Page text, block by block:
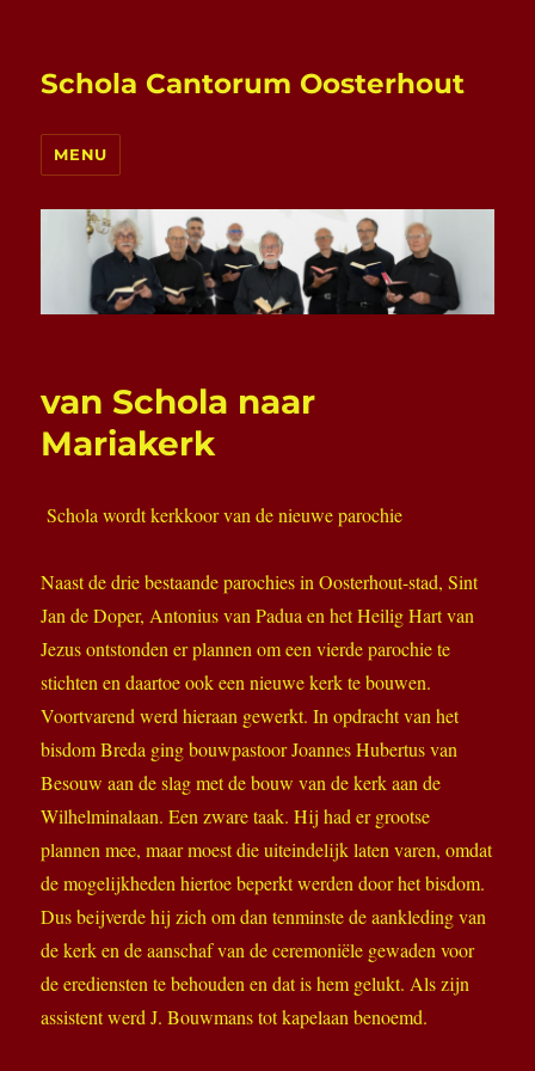
Schola Cantorum Oosterhout
MENU
van Schola naar
Mariakerk
Schola wordt kerkkoor van de nieuwe parochie
Naast de drie bestaande parochies in Oosterhout-stad, Sint
Jan de Doper, Antonius van Padua en het Heilig Hart van
Jezus ontstonden er plannen om een vierde parochie te
stichten en daartoe ook een nieuwe kerk te bouwen.
Voortvarend werd hieraan gewerkt. In opdracht van het
bisdom Breda ging bouwpastoor Joannes Hubertus van
Besouw aan de slag met de bouw van de kerk aan de
Wilhelminalaan. Een zware taak. Hij had er grootse
plannen mee, maar moest die uiteindelijk laten varen, omdat
de mogelijkheden hiertoe beperkt werden door het bisdom.
Dus beijverde hij zich om dan tenminste de aankleding van
de kerk en de aanschaf van de ceremoniële gewaden voor
de erediensten te behouden en dat is hem gelukt. Als zijn
assistent werd J. Bouwmans tot kapelaan benoemd.